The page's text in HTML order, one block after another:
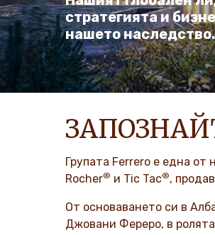
стратегията и
нашето
Групата Ferrero е една от
Rocher® и Tic Tac®,
От основаването си в
Джовани Фереро, в